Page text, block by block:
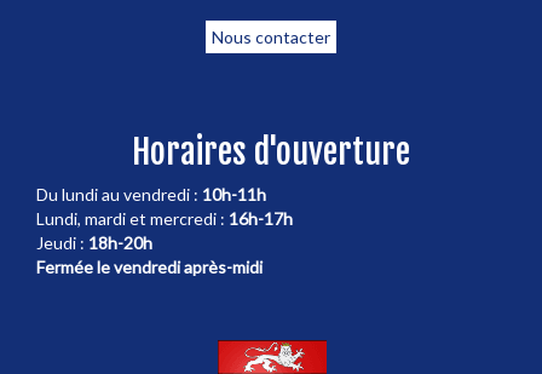
Nous contacter
Horaires d'ouverture
Du lundi au vendredi : 10h-11h
Lundi, mardi et mercredi : 16h-17h
Jeudi : 18h-20h
Fermée le vendredi après-midi